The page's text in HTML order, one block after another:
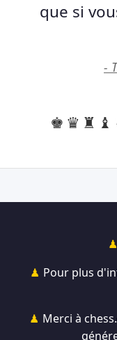
que si
-
Pour plus
Merci à